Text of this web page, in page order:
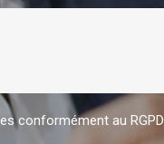
conformément au RGPD